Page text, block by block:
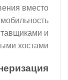
вместо
и
хостами.